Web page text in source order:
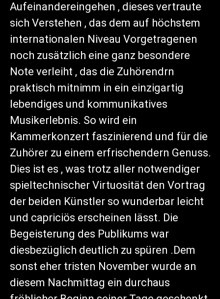
Aufeinandereingehen , dieses vertraute
sich Verstehen , das dem auf höchstem
internationalen Niveau Vorgetragenen
noch zusätzlich eine ganz besondere
Note verleiht , das die Zuhörendrn
praktisch mitnimm in ein einzigartig
lebendiges und kommunikatives
Musikerlebnis. So wird ein
Kammerkonzert faszinierend und für die
Zuhörer zu einem erfrischendern Genuss.
Dies ist es , was trotz aller notwendiger
spieltechnischer Virtuosität den Vortrag
der beiden Künstler so wunderbar leicht
und capriciös erscheinen lässt. Die
Begeisterung des Publikums war
diesbezüglich deutlich zu spüren .Dem
sonst eher tristen November wurde an
diesem Nachmittag ein durchaus